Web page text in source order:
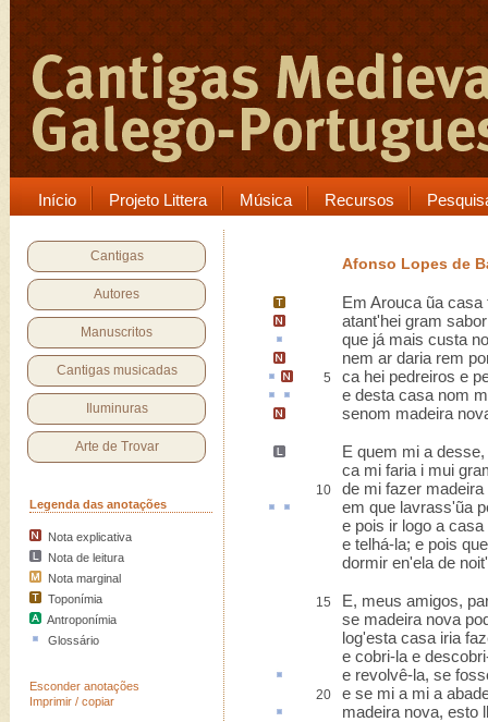
Início Projeto Littera Música Recursos
Cantigas
Autores
Manuscritos
Cantigas musicadas
Iluminuras
Arte de Trovar
Legenda das anotações
Nota explicativa
Nota de leitura
Nota marginal
Toponímia
Antroponímia
Glossário
Esconder anotações
Imprimir / copiar
Afonso Lopes de
Em Arouca ũa casa
atant'hei gram
que já mais custa
nem ar daria rem
5 ca hei pedreiros e
e desta casa nom
senom madeira
E quem mi a desse,
ca mi faria i mui
10
de mi fazer madeira
em que lavrass'ũa
e pois ir logo a
e telhá-la; e pois
dormir en'ela de
15
E, meus amigos,
se madeira nova
log'esta casa iria
e cobri-la e
e revolvê-la, se
20
e se mi a mi a
madeira nova, esto